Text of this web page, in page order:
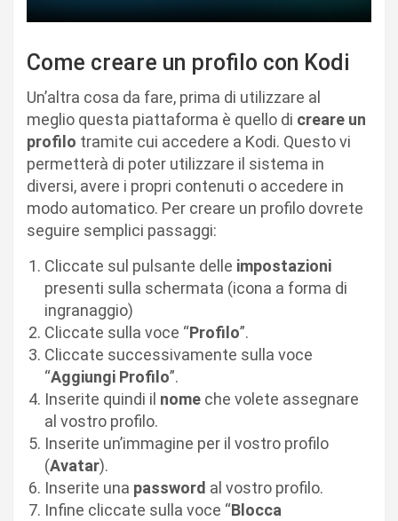
Come creare un profilo con Kodi
Un’altra cosa da fare, prima di utilizzare al
meglio questa piattaforma è quello di creare un
profilo tramite cui accedere a Kodi. Questo vi
permetterà di poter utilizzare il sistema in
diversi, avere i propri contenuti o accedere in
modo automatico. Per creare un profilo dovrete
seguire semplici passaggi:
Cliccate sul pulsante delle impostazioni
presenti sulla schermata (icona a forma di
ingranaggio)
Cliccate sulla voce “Profilo”.
Cliccate successivamente sulla voce
“Aggiungi Profilo”.
Inserite quindi il nome che volete assegnare
al vostro profilo.
Inserite un’immagine per il vostro profilo
(Avatar).
Inserite una password al vostro profilo.
Infine cliccate sulla voce “Blocca